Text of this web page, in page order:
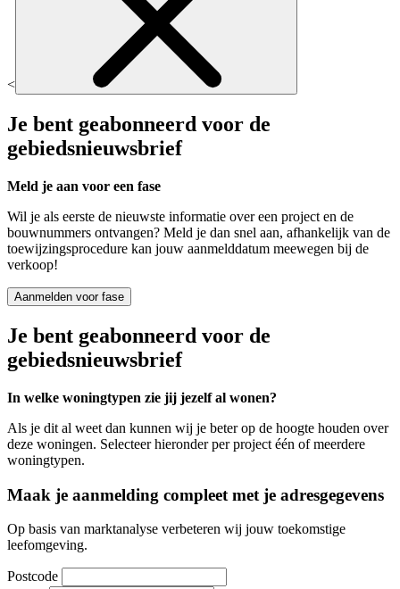
<
Je bent geabonneerd voor de
gebiedsnieuwsbrief
Meld je aan voor een fase
Wil je als eerste de nieuwste informatie over een project en de
bouwnummers ontvangen? Meld je dan snel aan, afhankelijk van de
toewijzingsprocedure kan jouw aanmelddatum meewegen bij de
verkoop!
Aanmelden voor fase
Je bent geabonneerd voor de
gebiedsnieuwsbrief
In welke woningtypen zie jij jezelf al wonen?
Als je dit al weet dan kunnen wij je beter op de hoogte houden over
deze woningen. Selecteer hieronder per project één of meerdere
woningtypen.
Maak je aanmelding compleet met je adresgegevens
Op basis van marktanalyse verbeteren wij jouw toekomstige
leefomgeving.
Postcode